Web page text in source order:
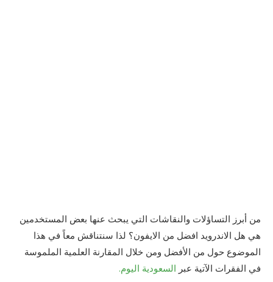
من أبرز التساؤلات والنقاشات التي يبحث عنها بعض المستخدمين
هي هل الاندرويد افضل من الايفون؟ لذا سنتناقش معاً في هذا
الموضوع حول من الأفضل ومن خلال المقارنة العلمية الملموسة
في الفقرات الآتية عبر السعودية اليوم.